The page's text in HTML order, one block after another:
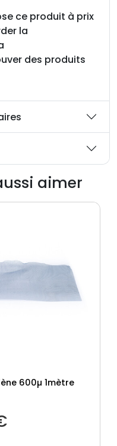
ce produit à prix
la
des produits
aimer
600µ 1mètre